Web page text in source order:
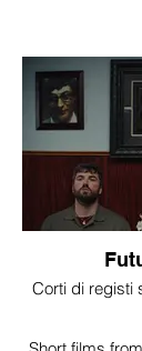
Corti di registi